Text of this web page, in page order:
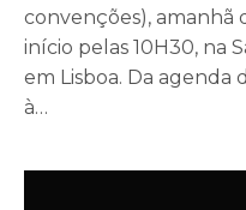
convenções), amanhã
início pelas 10H30, na
em Lisboa. Da agenda
à…